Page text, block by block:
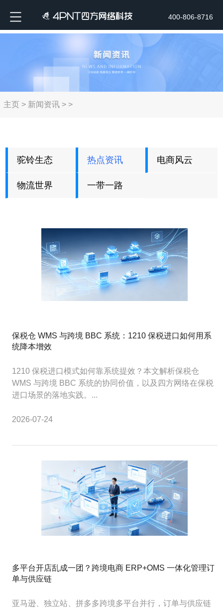
400-806-8716
主页> 新闻资讯> >
驼铃生态 热点资讯 电商风云
物流世界 一带一路
保税仓 WMS 与跨境 BBC 系统：1210 保税进口如何用系
统降本增效
1210 保税进口模式如何靠系统提效？本文解析保税仓
WMS 与跨境 BBC 系统的协同价值，以及四方网络在保税
进口场景的落地实践。...
2026-07-24
多平台开店乱成一团？跨境电商 ERP+OMS 一体化管理订
单与供应链
亚马逊、独立站、拼多多跨境多平台并行，订单与供应链